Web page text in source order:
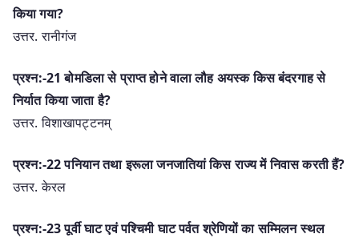
किया गया?
उत्तर. रानीगंज
प्रश्न:-21 बोमडिला से प्राप्त होने वाला लौह अयस्क किस बंदरगाह से
निर्यात किया जाता है?
उत्तर. विशाखापट्टनम्
प्रश्न:-22 पनियान तथा इरूला जनजातियां किस राज्य में निवास करती हैं?
उत्तर. केरल
प्रश्न:-23 पूर्वी घाट एवं पश्चिमी घाट पर्वत श्रेणियों का सम्मिलन स्थल